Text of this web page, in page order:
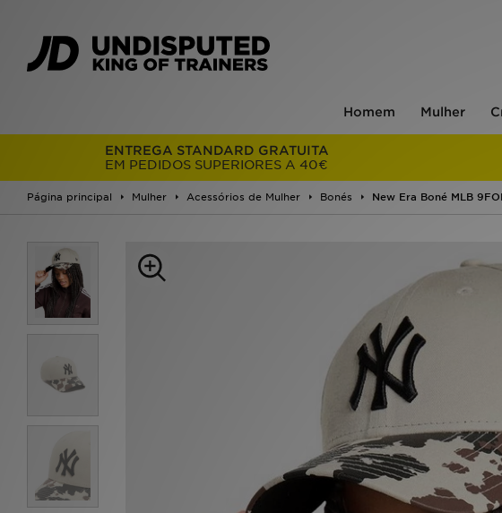
Homem Mulher
ENTREGA STANDARD GRATUITA
EM PEDIDOS SUPERIORES A 40€
Página principal Mulher Acessórios de Mulher Bonés New Era Boné MLB